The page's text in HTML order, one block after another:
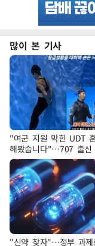
많이 본 기사
"여군 지원 막힌 UDT
해봤습니다"…707 출신
'완벽 소화'
"신약 찾자"…정부 과제